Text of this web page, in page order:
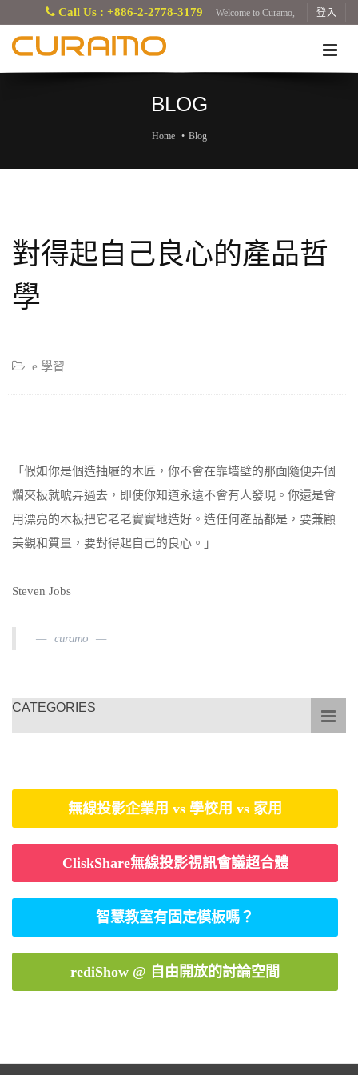
Call Us : +886-2-2778-3179 Welcome to Curamo, 登入
BLOG
Home Blog
對得起自己良心的產品哲
學
e 學習
「假如你是個造抽屜的木匠，你不會在靠墻壁的那面隨便弄個
爛夾板就唬弄過去，即使你知道永遠不會有人發現。你還是會
用漂亮的木板把它老老實實地造好。造任何產品都是，要兼顧
美觀和質量，要對得起自己的良心。」
Steven Jobs
curamo
CATEGORIES
無線投影企業用 vs 學校用 vs 家用
CliskShare無線投影視訊會議超合體
智慧教室有固定模板嗎？
rediShow @ 自由開放的討論空間